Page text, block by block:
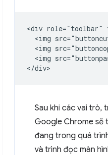
<div role="toolbar"
<img
<img
<img
Sau khi các vai trò,
Google Chrome sẽ
đang trong quá
và trình đọc màn